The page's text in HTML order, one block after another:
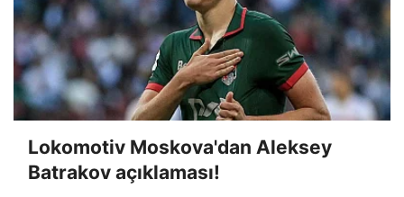
Lokomotiv Moskova'dan Aleksey
Batrakov açıklaması!